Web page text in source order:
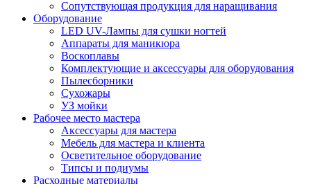
Сопутствующая продукция для наращивания
Оборудование
LED UV-Лампы для сушки ногтей
Аппараты для маникюра
Воскоплавы
Комплектующие и аксессуары для оборудования
Пылесборники
Сухожары
УЗ мойки
Рабочее место мастера
Аксессуары для мастера
Мебель для мастера и клиента
Осветительное оборудование
Типсы и подиумы
Расходные материалы